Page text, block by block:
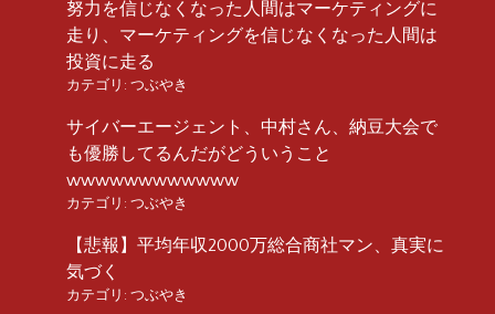
努力を信じなくなった人間はマーケティングに
走り、マーケティングを信じなくなった人間は
投資に走る
カテゴリ: つぶやき
サイバーエージェント、中村さん、納豆大会で
も優勝してるんだがどういうこと
wwwwwwwwwwww
カテゴリ: つぶやき
【悲報】平均年収2000万総合商社マン、真実に
気づく
カテゴリ: つぶやき